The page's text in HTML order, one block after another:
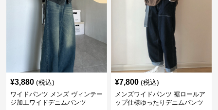
¥3,880 (税込)
ワイドパンツ メンズ ヴィンテー
ジ加工ワイドデニムパンツ
¥7,800 (税込)
メンズワイドパンツ 裾ロールア
ップ仕様ゆったりデニムパンツ